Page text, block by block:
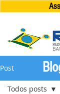
Post
Todos posts